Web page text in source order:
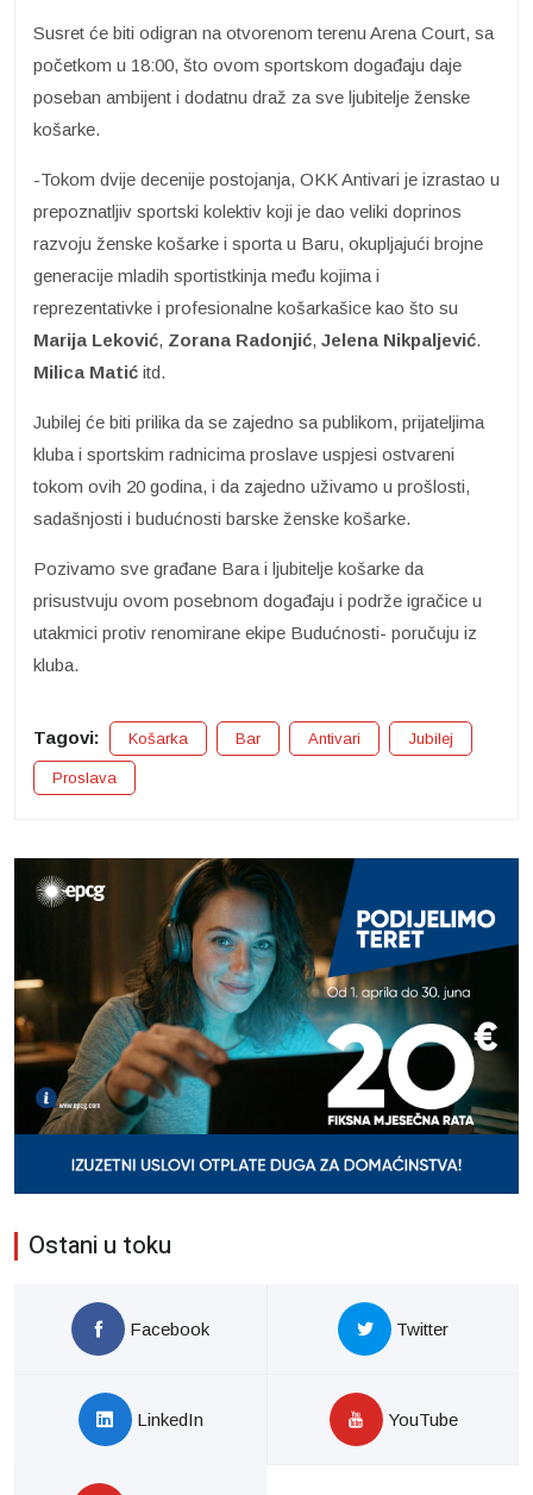
Susret će biti odigran na otvorenom terenu Arena Court, sa
početkom u 18:00, što ovom sportskom događaju daje
poseban ambijent i dodatnu draž za sve ljubitelje ženske
košarke.
-Tokom dvije decenije postojanja, OKK Antivari je izrastao u
prepoznatljiv sportski kolektiv koji je dao veliki doprinos
razvoju ženske košarke i sporta u Baru, okupljajući brojne
generacije mladih sportistkinja među kojima i
reprezentativke i profesionalne košarkašice kao što su
Marija Leković, Zorana Radonjić, Jelena Nikpaljević.
Milica Matić itd.
Jubilej će biti prilika da se zajedno sa publikom, prijateljima
kluba i sportskim radnicima proslave uspjesi ostvareni
tokom ovih 20 godina, i da zajedno uživamo u prošlosti,
sadašnjosti i budućnosti barske ženske košarke.
Pozivamo sve građane Bara i ljubitelje košarke da
prisustvuju ovom posebnom događaju i podrže igračice u
utakmici protiv renomirane ekipe Budućnosti- poručuju iz
kluba.
Tagovi: Košarka Bar Antivari Jubilej
Proslava
Ostani u toku
Facebook Twitter
LinkedIn YouTube